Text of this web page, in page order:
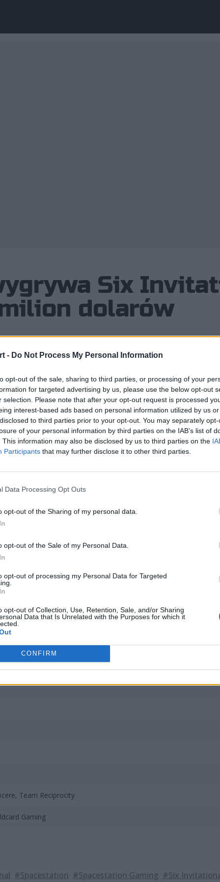
- Do Not Process My Personal Information
opt-out of the sale, sharing to third parties, or processing of your
for targeted advertising by us, please use the below opt-out
selection. Please note that after your opt-out request is processed
interest-based ads based on personal information utilized by us
to third parties prior to your opt-out. You may separately
of your personal information by third parties on the IAB’s list of
This information may also be disclosed by us to third parties on the
Participants that may further disclose it to other third parties.
Data Processing Opt Outs
opt-out of the Sharing of my personal data.
opt-out of the Sale of my Personal Data.
opt-out of processing my Personal Data for Targeted
opt-out of Collection, Use, Retention, Sale, and/or Sharing
Data that Is Unrelated with the Purposes for which it
CONFIRM
Six
dolarów
mistrzów świata w Rainbow
którzy w wielkim finale Six
w Rainbow Six: Siege. Okazali się nimi gracze
meczu Ninjas in Pyjamas, zgarniając tym samym
bo jako zwycięzcy górnej drabinki zaczęli finałowy
bo już na mapie Villa NiP dzięki wygranej 7:3
tamtym momencie Spacestation wyczerpało już limit
porażką. Mimo to Troy "Canadian" Jaroslawski i spółka
trzeciej potyczki udało im się zwyciężyć 7:5, by
nie jest to pierwszy mistrzowski tytuł Six
na komputerach osobistych, zaś w tym samym
One. –
To jest coś, czego zawsze pragnąłem.
świata. Ciężka praca się opłaciła
– nie krył
podziałem puli nagród prezentuje się następująco:
Team Reciprocity
Gaming
#Spacestation #Spacestation Gaming #Six